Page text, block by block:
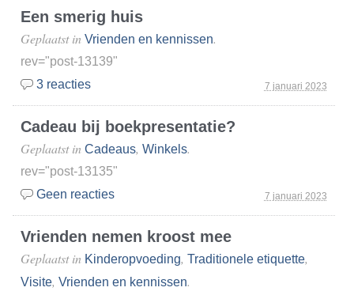
Een smerig huis
7 januari 2023
Geplaatst in Vrienden en kennissen.
rev="post-13139"
3 reacties
Cadeau bij boekpresentatie?
7 januari 2023
Geplaatst in Cadeaus, Winkels.
rev="post-13135"
Geen reacties
Vrienden nemen kroost mee
Geplaatst in Kinderopvoeding, Traditionele etiquette,
Visite, Vrienden en kennissen.